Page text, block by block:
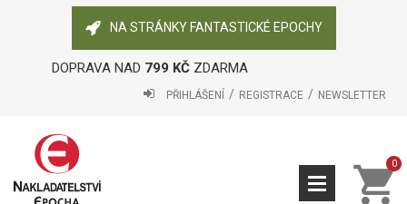
NA STRÁNKY FANTASTICKÉ EPOCHY
DOPRAVA NAD 799 KČZDARMA
PŘIHLÁŠENÍ REGISTRACE NEWSLETTER
0